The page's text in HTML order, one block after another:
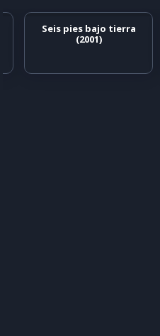
Seis pies bajo tierra
(2001)